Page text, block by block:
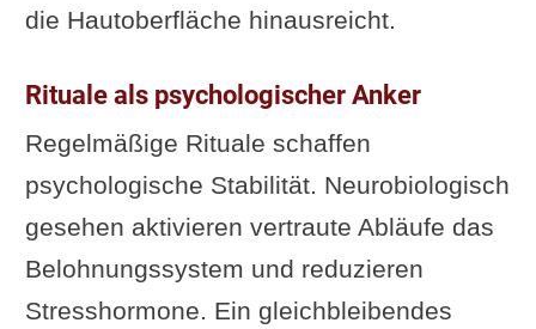
die Hautoberfläche hinausreicht.
Rituale als psychologischer Anker
Regelmäßige Rituale schaffen
psychologische Stabilität. Neurobiologisch
gesehen aktivieren vertraute Abläufe das
Belohnungssystem und reduzieren
Stresshormone. Ein gleichbleibendes